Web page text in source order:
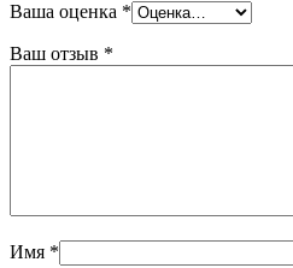
Ваша оценка *
Ваш отзыв *
Имя *